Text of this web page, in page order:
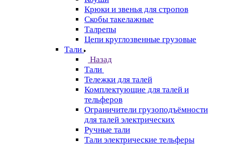
Крюки и звенья для стропов
Скобы такелажные
Талрепы
Цепи круглозвенные грузовые
Тали
Назад
Тали
Тележки для талей
Комплектующие для талей и
тельферов
Ограничители грузоподъёмности
для талей электрических
Ручные тали
Тали электрические тельферы